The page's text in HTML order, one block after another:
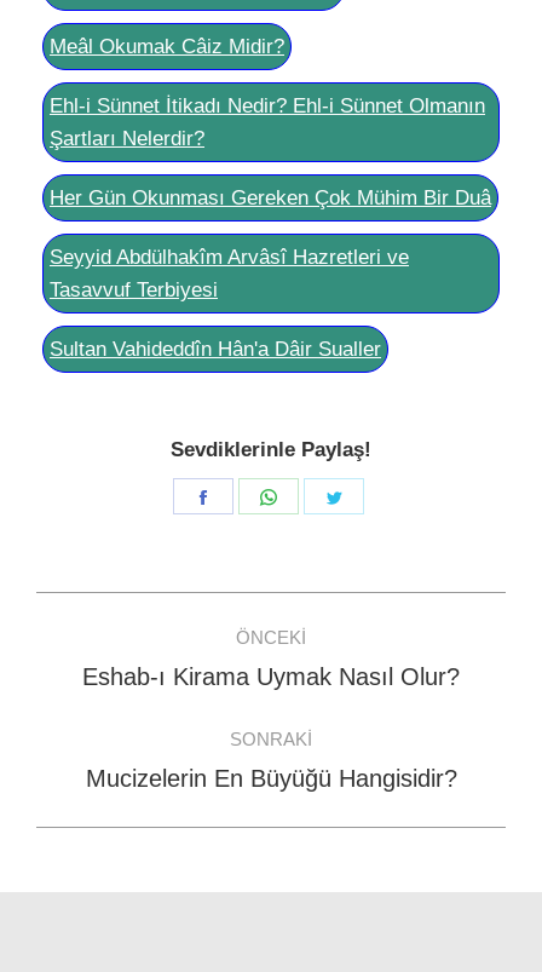
Meâl Okumak Câiz Midir?
Ehl-i Sünnet İtikadı Nedir? Ehl-i Sünnet Olmanın
Şartları Nelerdir?
Her Gün Okunması Gereken Çok Mühim Bir Duâ
Seyyid Abdülhakîm Arvâsî Hazretleri ve
Tasavvuf Terbiyesi
Sultan Vahideddîn Hân'a Dâir Sualler
Sevdiklerinle Paylaş!
Share
Share
navigation
ÖNCEKI
Previous
Eshab-ı Kirama Uymak Nasıl Olur?
SONRAKI
Next
Mucizelerin En Büyüğü Hangisidir?